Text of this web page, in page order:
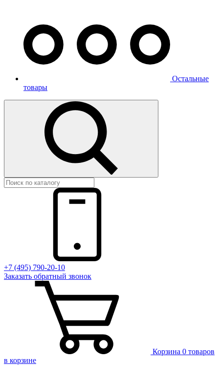
Остальные
товары
+7 (495) 790-20-10
Заказать обратный звонок
Корзина 0 товаров
в корзине